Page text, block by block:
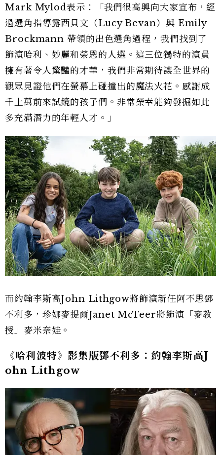
Mark Mylod表示：「我們很高興向大家宣布，經
過選角指導露西貝文（Lucy Bevan）與 Emily
Brockmann 帶領的出色選角過程，我們找到了
飾演哈利、妙麗和榮恩的人選。這三位獨特的演員
擁有著令人驚豔的才華，我們非常期待讓全世界的
觀眾見證他們在螢幕上碰撞出的魔法火花。感謝成
千上萬前來試鏡的孩子們。非常榮幸能夠發掘如此
多充滿潛力的年輕人才。」
而約翰李斯高John Lithgow將飾演新任阿不思鄧
不利多，珍娜麥提爾Janet McTeer將飾演「麥教
授」麥米奈娃。
《哈利波特》影集版鄧不利多：約翰李斯高J
ohn Lithgow